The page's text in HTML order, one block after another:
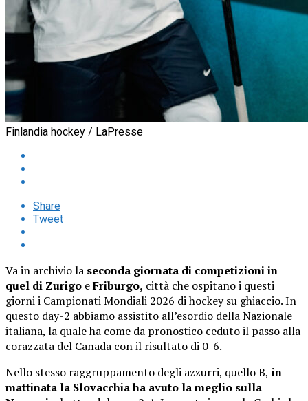
Finlandia hockey / LaPresse
Share
Tweet
Va in archivio la seconda giornata di competizioni in
quel di Zurigo eFriburgo, città che ospitano i questi
giorni i Campionati Mondiali 2026 di hockey su ghiaccio. In
questo day-2 abbiamo assistito all’esordio della Nazionale
italiana, la quale ha come da pronostico ceduto il passo alla
corazzata del Canada con il risultato di 0-6.
Nello stesso raggruppamento degli azzurri, quello B, in
mattinata la Slovacchia ha avuto la meglio sulla